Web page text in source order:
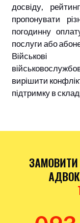
досвіду,
пропонувати
погодинну
послуги або
Військові
вирішити
підтримку в
ЗАМОВИТИ